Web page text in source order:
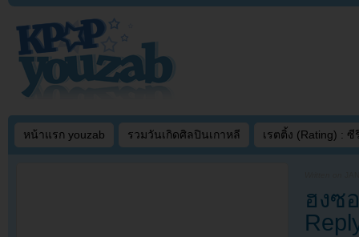
หน้าแรก youzab รวมวันเกิดศิลปินเกาหลี เรตติ้ง (Rating) : ซี
ฮงซ